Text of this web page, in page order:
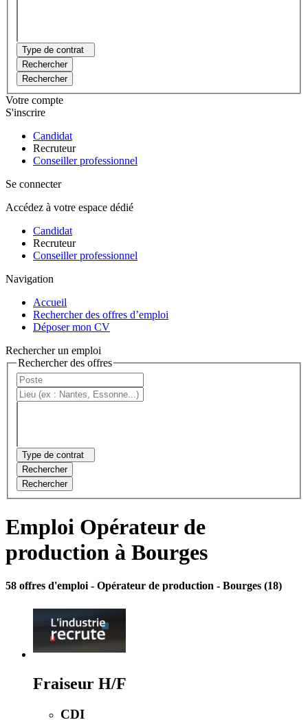
Type de contrat
Rechercher
Rechercher
Votre compte
S'inscrire
Candidat
Recruteur
Conseiller professionnel
Se connecter
Accédez à votre espace dédié
Candidat
Recruteur
Conseiller professionnel
Navigation
Accueil
Rechercher des offres d’emploi
Déposer mon CV
Rechercher un emploi
Rechercher des offres
Type de contrat
Rechercher
Rechercher
Emploi Opérateur de
production à Bourges
58 offres d'emploi - Opérateur de production - Bourges (18)
Fraiseur H/F
CDI